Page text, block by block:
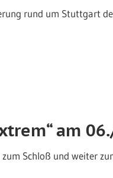
rund um Stuttgart
am
Schloß und weiter